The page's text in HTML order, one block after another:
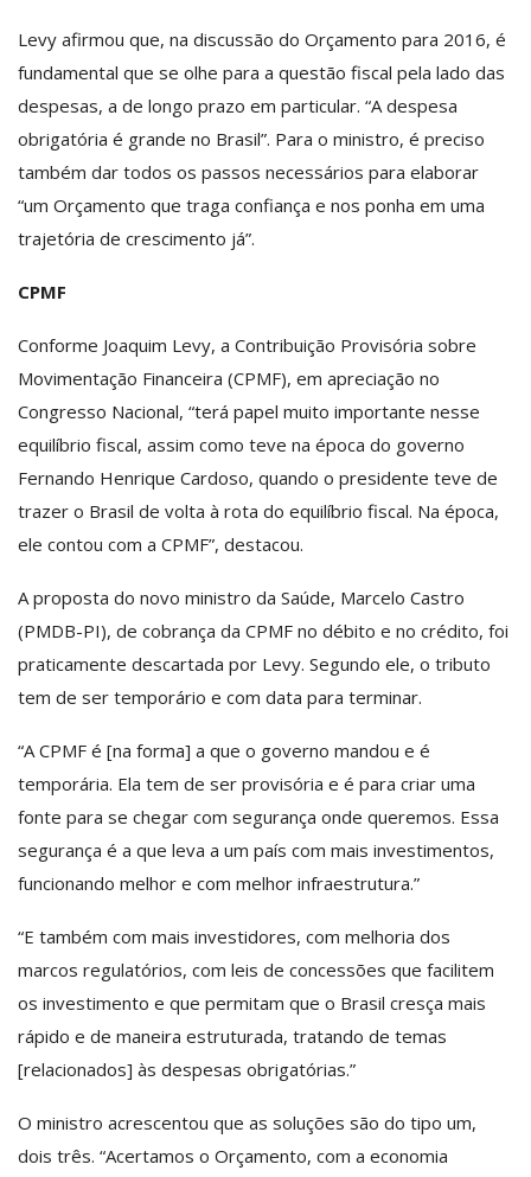
Levy afirmou que, na discussão do Orçamento para 2016, é
fundamental que se olhe para a questão fiscal pela lado das
despesas, a de longo prazo em particular. “A despesa
obrigatória é grande no Brasil”. Para o ministro, é preciso
também dar todos os passos necessários para elaborar
“um Orçamento que traga confiança e nos ponha em uma
trajetória de crescimento já”.
CPMF
Conforme Joaquim Levy, a Contribuição Provisória sobre
Movimentação Financeira (CPMF), em apreciação no
Congresso Nacional, “terá papel muito importante nesse
equilíbrio fiscal, assim como teve na época do governo
Fernando Henrique Cardoso, quando o presidente teve de
trazer o Brasil de volta à rota do equilíbrio fiscal. Na época,
ele contou com a CPMF”, destacou.
A proposta do novo ministro da Saúde, Marcelo Castro
(PMDB-PI), de cobrança da CPMF no débito e no crédito, foi
praticamente descartada por Levy. Segundo ele, o tributo
tem de ser temporário e com data para terminar.
“A CPMF é [na forma] a que o governo mandou e é
temporária. Ela tem de ser provisória e é para criar uma
fonte para se chegar com segurança onde queremos. Essa
segurança é a que leva a um país com mais investimentos,
funcionando melhor e com melhor infraestrutura.”
“E também com mais investidores, com melhoria dos
marcos regulatórios, com leis de concessões que facilitem
os investimento e que permitam que o Brasil cresça mais
rápido e de maneira estruturada, tratando de temas
[relacionados] às despesas obrigatórias.”
O ministro acrescentou que as soluções são do tipo um,
dois três. “Acertamos o Orçamento, com a economia